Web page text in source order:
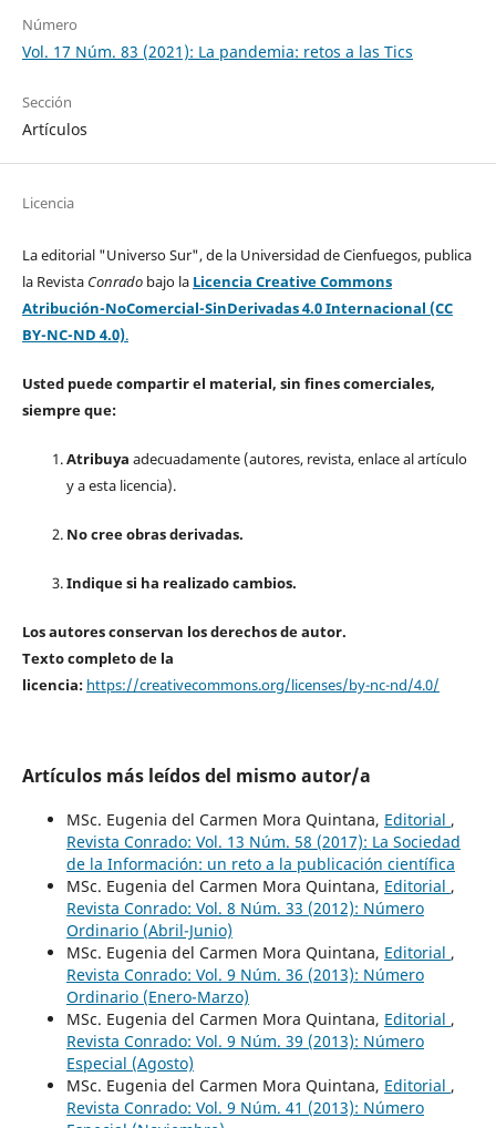
Número
Vol. 17 Núm. 83 (2021): La pandemia: retos a las Tics
Sección
Artículos
Licencia
La editorial "Universo Sur", de la Universidad de Cienfuegos, publica
la Revista Conradobajo la Licencia Creative Commons
Atribución-NoComercial-SinDerivadas 4.0 Internacional (CC
BY-NC-ND 4.0).
Usted puede compartir el material, sin fines comerciales,
siempre que:
Atribuya adecuadamente (autores, revista, enlace al artículo
y a esta licencia).
No cree obras derivadas.
Indique si ha realizado cambios.
Los autores conservan los derechos de autor.
Texto completo de la
licencia: https://creativecommons.org/licenses/by-nc-nd/4.0/
Artículos más leídos del mismo autor/a
MSc. Eugenia del Carmen Mora Quintana, Editorial ,
Revista Conrado: Vol. 13 Núm. 58 (2017): La Sociedad
de la Información: un reto a la publicación científica
MSc. Eugenia del Carmen Mora Quintana, Editorial ,
Revista Conrado: Vol. 8 Núm. 33 (2012): Número
Ordinario (Abril-Junio)
MSc. Eugenia del Carmen Mora Quintana, Editorial ,
Revista Conrado: Vol. 9 Núm. 36 (2013): Número
Ordinario (Enero-Marzo)
MSc. Eugenia del Carmen Mora Quintana, Editorial ,
Revista Conrado: Vol. 9 Núm. 39 (2013): Número
Especial (Agosto)
MSc. Eugenia del Carmen Mora Quintana, Editorial ,
Revista Conrado: Vol. 9 Núm. 41 (2013): Número